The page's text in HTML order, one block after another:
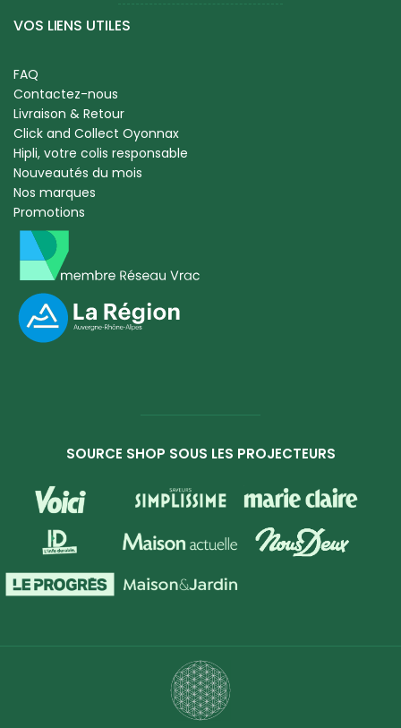
VOS LIENS UTILES
FAQ
Contactez-nous
Livraison & Retour
Click and Collect Oyonnax
Hipli, votre colis responsable
Nouveautés du mois
Nos marques
Promotions
SOURCE SHOP SOUS LES PROJECTEURS